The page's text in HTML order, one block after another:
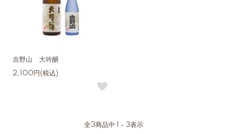
吉野山 大吟醸
2,100円(税込)
全3商品中 1 - 3表示